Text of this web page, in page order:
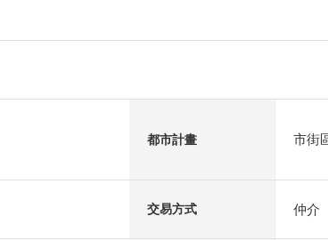
都市計畫 市街
交易方式 仲介